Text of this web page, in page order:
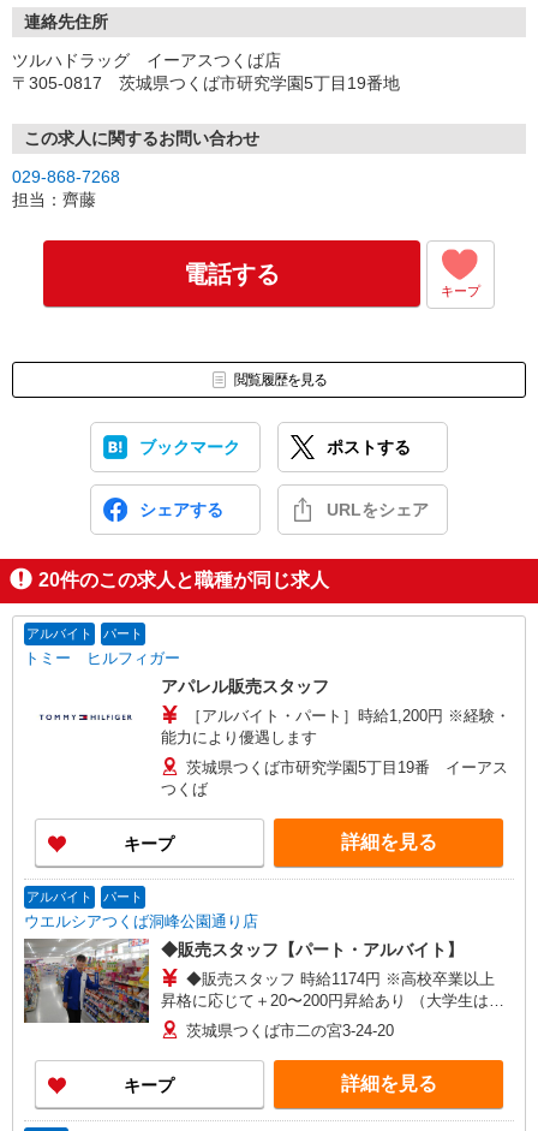
連絡先住所
ツルハドラッグ イーアスつくば店
〒305-0817 茨城県つくば市研究学園5丁目19番地
この求人に関するお問い合わせ
029-868-7268
担当：齊藤
電話する
キープ
閲覧履歴を見る
ブックマーク ポストする
シェアする URLをシェア
20件のこの求人と職種が同じ求人
アルバイト パート
トミー ヒルフィガー
アパレル販売スタッフ
［アルバイト・パート］時給1,200円 ※経験・
能力により優遇します
茨城県つくば市研究学園5丁目19番 イーアス
つくば
キープ 詳細を見る
アルバイト パート
ウエルシアつくば洞峰公園通り店
◆販売スタッフ【パート・アルバイト】
◆販売スタッフ 時給1174円 ※高校卒業以上
昇格に応じて＋20〜200円昇給あり （大学生は＋
20円まで） ※高校生は対象外
茨城県つくば市二の宮3-24-20
キープ 詳細を見る